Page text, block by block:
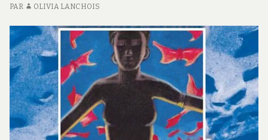
)
PAR OLIVIA LANCHOIS